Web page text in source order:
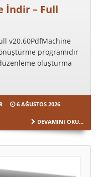
İndir – Full
v20.60PdfMachine
programıdır
oluşturma
6 AĞUSTOS 2026
DEVAMINI OKU...